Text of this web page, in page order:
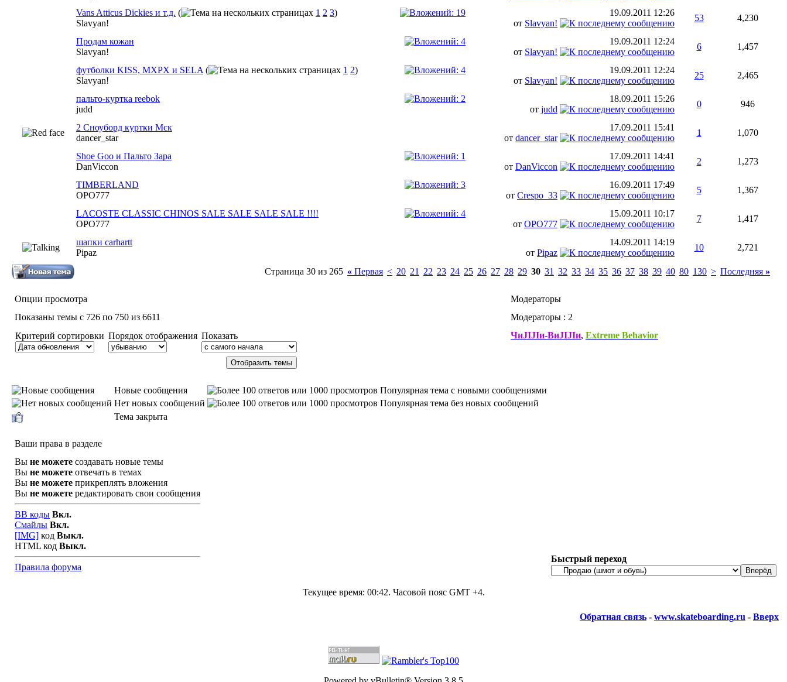
Vans Atticus Dickies и т.д. ( 1 2 3)
Slavyan!
19.09.2011 12:26
от Slavyan!
53 4,230
Продам кожан
Slavyan!
19.09.2011 12:24
от Slavyan!
6 1,457
футболки KISS, MXPX и SELA ( 1 2)
Slavyan!
19.09.2011 12:24
от Slavyan!
25 2,465
пальто-куртка reebok
judd
18.09.2011 15:26
от judd
0 946
2 Сноуборд куртки Мск
dancer_star
17.09.2011 15:41
от dancer_star
1 1,070
Shoe Goo и Пальто Зара
DanViccon
17.09.2011 14:41
от DanViccon
2 1,273
TIMBERLAND
OPO777
16.09.2011 17:49
от Crespo_33
5 1,367
LACOSTE CLASSIC CHINOS SALE SALE SALE SALE !!!!
OPO777
15.09.2011 10:17
от OPO777
7 1,417
шапки carhartt
Pipaz
14.09.2011 14:19
от Pipaz
10 2,721
Страница 30 из 265 « Первая < 20 21 22 23 24 25 26 27 28 29 30 31 32 33 34 35 36 37 38 39 40 80 130 > Последняя »
Опции просмотра
Модераторы
Показаны темы с 726 по 750 из 6611
Модераторы : 2
Критерий сортировки Порядок отображения Показать ЧиJIJIи-ВиJIJIи, Extreme Behavior
Новые сообщения
Популярная тема с новыми сообщениями
Нет новых сообщений
Популярная тема без новых сообщений
Тема закрыта
Ваши права в разделе
Вы не можете создавать новые темы
Вы не можете отвечать в темах
Вы не можете прикреплять вложения
Вы не можете редактировать свои сообщения
BB коды Вкл.
Смайлы Вкл.
[IMG] код Выкл.
HTML код Выкл.
Правила форума
Быстрый переход
Текущее время: 00:42. Часовой пояс GMT +4.
Обратная связь - www.skateboarding.ru - Вверх